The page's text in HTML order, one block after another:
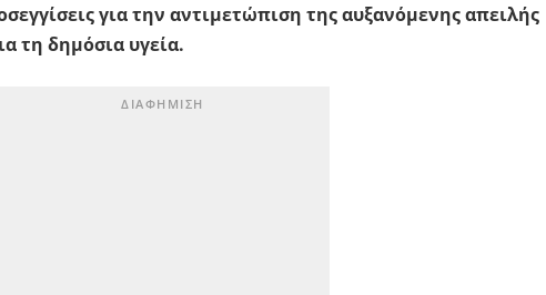
για την αντιμετώπιση της αυξανόμενης απειλής
τη δημόσια υγεία.